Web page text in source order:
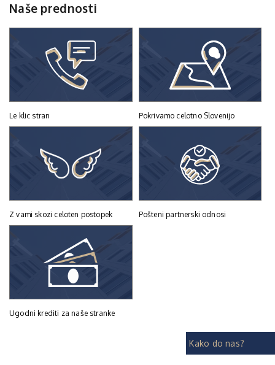
Naše prednosti
Le klic stran Pokrivamo celotno Slovenijo
Z vami skozi celoten postopek Pošteni partnerski odnosi
Ugodni krediti za naše stranke
Kako do nas?